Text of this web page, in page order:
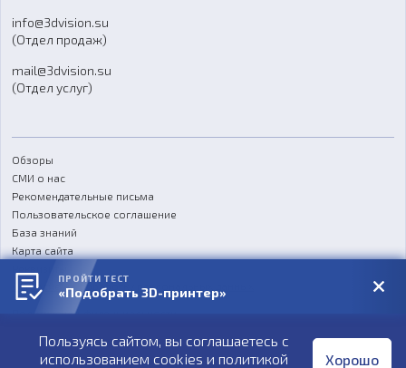
FAQ
info@3dvision.su
(Отдел продаж)
mail@3dvision.su
(Отдел услуг)
Обзоры
СМИ о нас
Рекомендательные письма
Пользовательское соглашение
База знаний
Карта сайта
Согласие на обработку персональных данных
Политика конфиденциальности
Публичная оферта
Пользуясь сайтом, вы соглашаетесь с
использованием cookies и политикой Хорошо
ПРОЙТИ ТЕСТ
«Подобрать 3D-принтер»